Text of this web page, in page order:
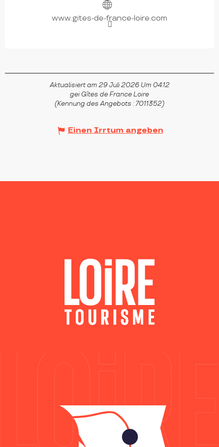
www.gites-de-france-loire.com
Aktualisiert am 29 Juli 2026 Um 04:12
gei Gîtes de France Loire
(Kennung des Angebots :7011352)
Einen Irrtum angeben